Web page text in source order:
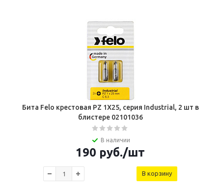
Бита Felo крестовая PZ 1X25, серия Industrial, 2 шт в
блистере 02101036
В наличии
190 руб./шт
В корзину